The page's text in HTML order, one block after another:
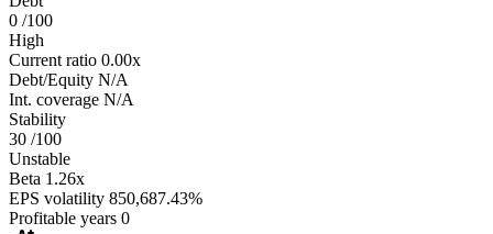
0 /100
High
Current ratio 0.00x
Debt/Equity N/A
Int. coverage N/A
Stability
30 /100
Unstable
Beta 1.26x
EPS volatility 850,687.43%
Profitable years 0